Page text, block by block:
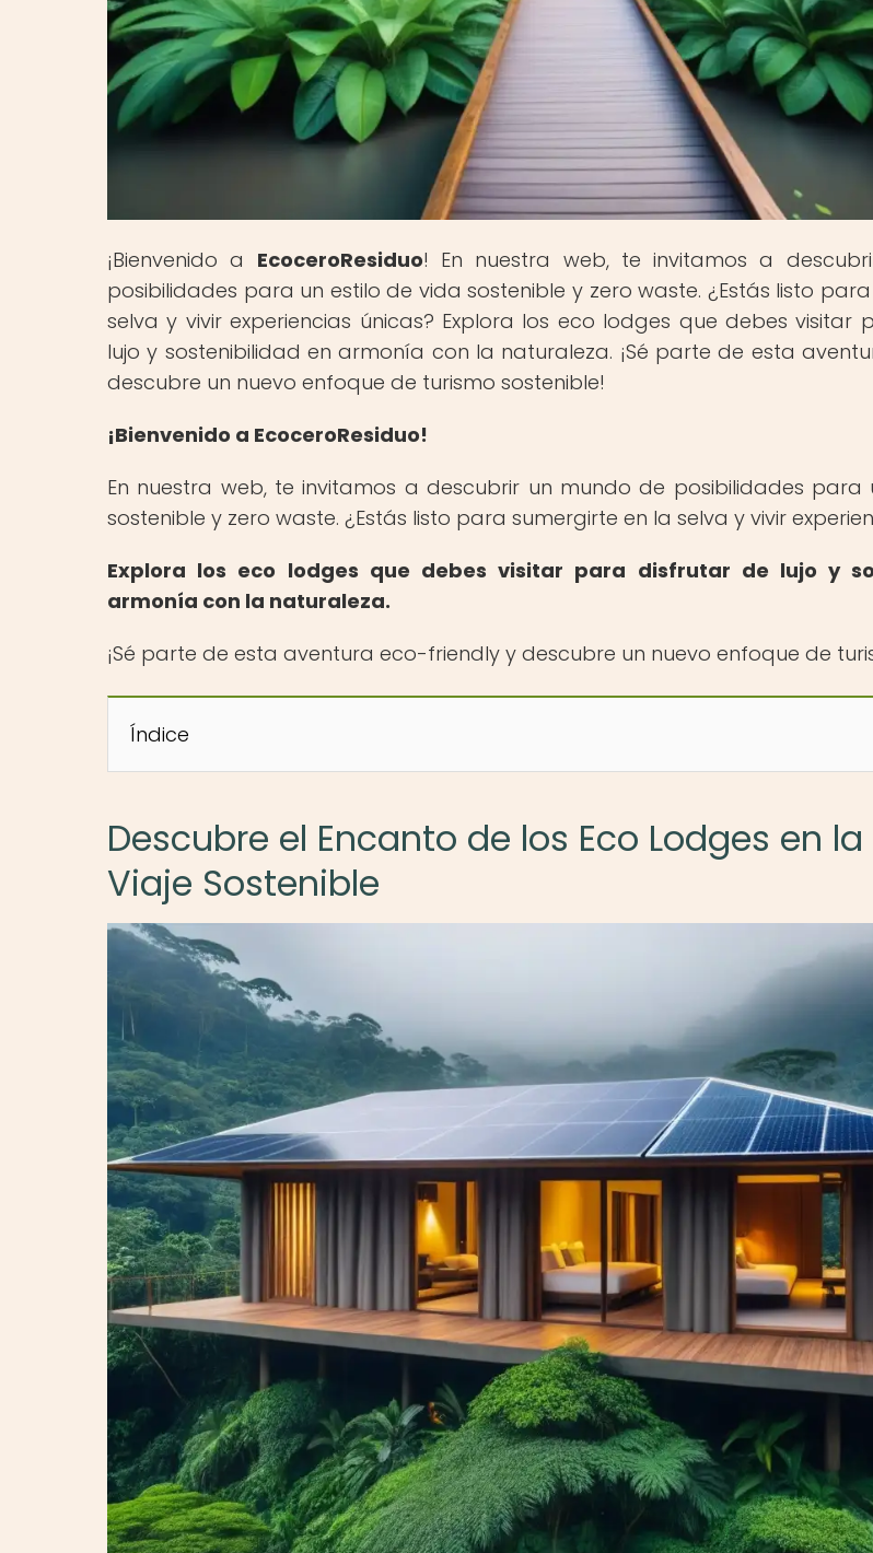
¡Bienvenido a EcoceroResiduo! En nuestra web, te invitamos a
posibilidades para un estilo de vida sostenible y zero waste. ¿Estás listo
selva y vivir experiencias únicas? Explora los eco lodges que debes visitar
lujo y sostenibilidad en armonía con la naturaleza. ¡Sé parte de esta
descubre un nuevo enfoque de turismo sostenible!
¡Bienvenido a EcoceroResiduo!
En nuestra web, te invitamos a descubrir un mundo de posibilidades para
sostenible y zero waste. ¿Estás listo para sumergirte en la selva y vivir
Explora los eco lodges que debes visitar para disfrutar de lujo y
armonía con la naturaleza.
¡Sé parte de esta aventura eco-friendly y descubre un nuevo enfoque de
Índice
Descubre el Encanto de los Eco Lodges en la
Viaje Sostenible